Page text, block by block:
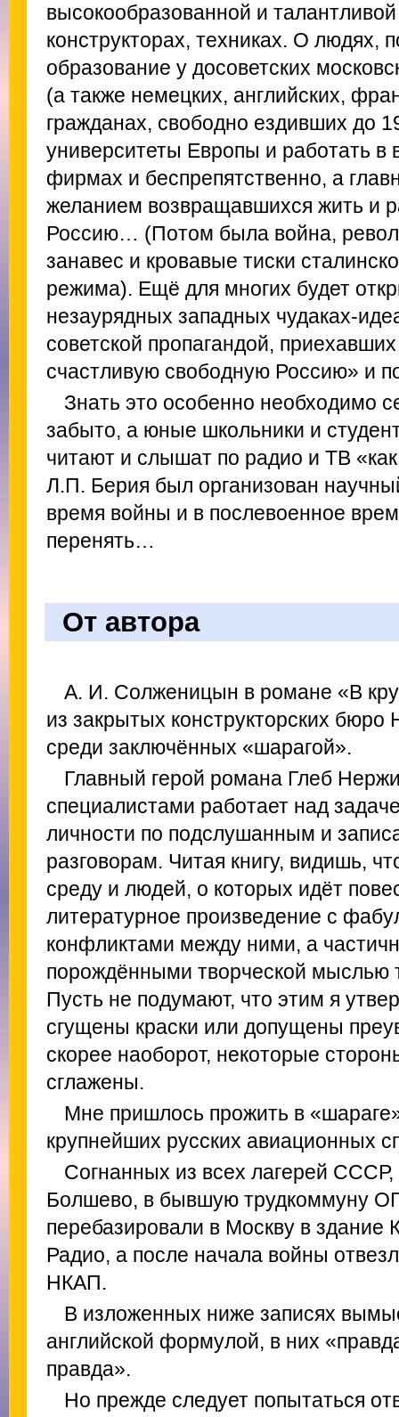
высокообразованной и
конструкторах, техниках. О людях,
образование у досоветских
(а также немецких, английских,
гражданах, свободно ездивших до
университеты Европы и работать в
фирмах и беспрепятственно, а
желанием возвращавшихся жить и
Россию… (Потом была война,
занавес и кровавые тиски
режима). Ещё для многих будет
незаурядных западных
советской пропагандой,
счастливую свободную Россию» и
Знать это особенно необходимо
забыто, а юные школьники и
читают и слышат по радио и ТВ
Л.П. Берия был организован
время войны и в послевоенное
перенять…
От автора
А. И. Солженицын в романе «В
из закрытых конструкторских
среди заключённых «шарагой».
Главный герой романа Глеб
специалистами работает над
личности по подслушанным и
разговорам. Читая книгу, видишь,
среду и людей, о которых идёт
литературное произведение с
конфликтами между ними, а
порождёнными творческой мыслью
Пусть не подумают, что этим я
сгущены краски или допущены
скорее наоборот, некоторые
сглажены.
Мне пришлось прожить в
крупнейших русских авиационных
Согнанных из всех лагерей СССР,
Болшево, в бывшую трудкоммуну
перебазировали в Москву в
Радио, а после начала войны
НКАП.
В изложенных ниже записях
английской формулой, в них
правда».
Но прежде следует попытаться